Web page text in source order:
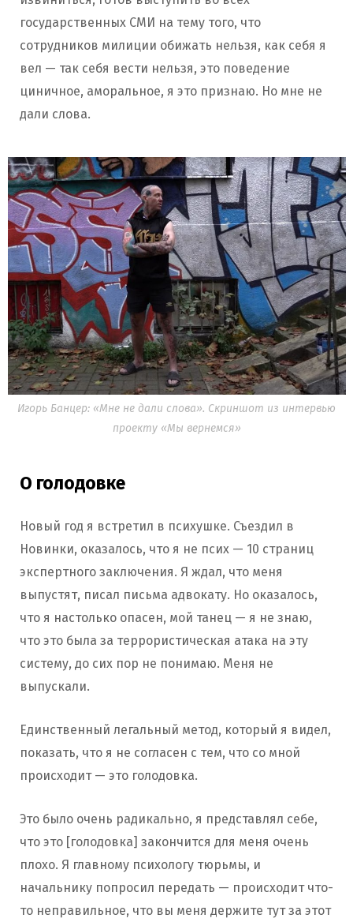
государственных СМИ на тему того, что
сотрудников милиции обижать нельзя, как себя я
вел — так себя вести нельзя, это поведение
циничное, аморальное, я это признаю. Но мне не
дали слова.
Игорь Банцер: «Мне не дали слова». Скриншот из интервью
проекту «Мы вернемся»
О голодовке
Новый год я встретил в психушке. Съездил в
Новинки, оказалось, что я не псих — 10 страниц
экспертного заключения. Я ждал, что меня
выпустят, писал письма адвокату. Но оказалось,
что я настолько опасен, мой танец — я не знаю,
что это была за террористическая атака на эту
систему, до сих пор не понимаю. Меня не
выпускали.
Единственный легальный метод, который я видел,
показать, что я не согласен с тем, что со мной
происходит — это голодовка.
Это было очень радикально, я представлял себе,
что это [голодовка] закончится для меня очень
плохо. Я главному психологу тюрьмы, и
начальнику попросил передать — происходит что-
то неправильное, что вы меня держите тут за этот